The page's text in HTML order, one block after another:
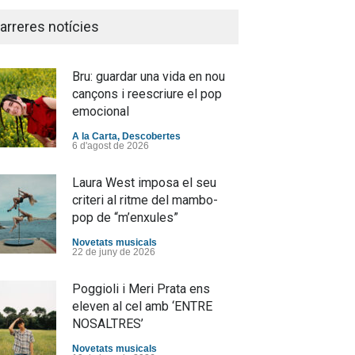
notícies
Bru: guardar una vida en nou
cançons i reescriure el pop
emocional
A la Carta, Descobertes
6 d'agost de 2026
Laura West imposa el seu
criteri al ritme del mambo-
pop de “m’enxules”
Novetats musicals
22 de juny de 2026
Poggioli i Meri Prata ens
eleven al cel amb ‘ENTRE
NOSALTRES’
Novetats musicals